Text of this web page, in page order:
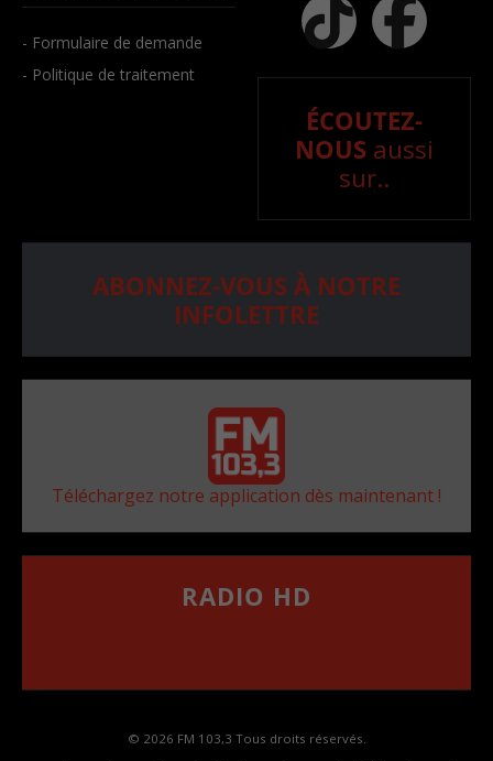
- Formulaire de demande
- Politique de traitement
ÉCOUTEZ-
NOUS aussi
sur..
ABONNEZ-VOUS À NOTRE
INFOLETTRE
Téléchargez notre application dès maintenant !
RADIO HD
© 2026 FM 103,3 Tous droits réservés.